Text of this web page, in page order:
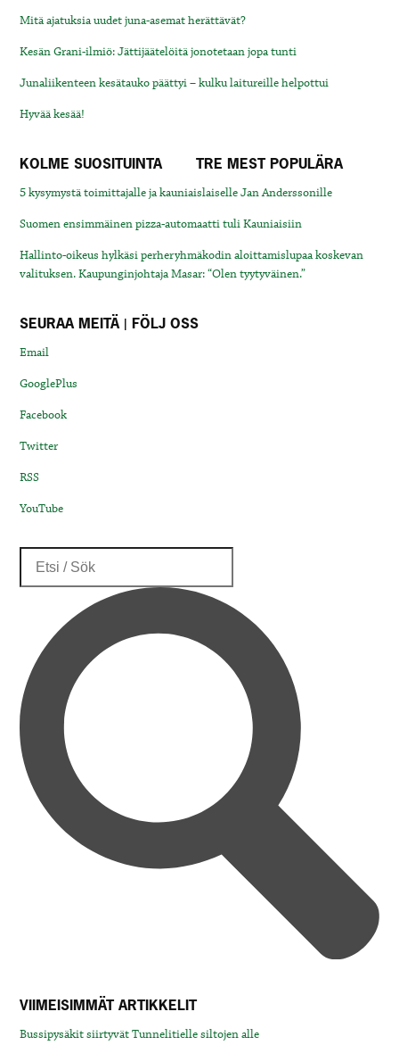
Mitä ajatuksia uudet juna-asemat herättävät?
Kesän Grani-ilmiö: Jättijäätelöitä jonotetaan jopa tunti
Junaliikenteen kesätauko päättyi – kulku laitureille helpottui
Hyvää kesää!
KOLME SUOSITUINTA TRE MEST POPULÄRA
5 kysymystä toimittajalle ja kauniaislaiselle Jan Anderssonille
Suomen ensimmäinen pizza-automaatti tuli Kauniaisiin
Hallinto-oikeus hylkäsi perheryhmäkodin aloittamislupaa koskevan
valituksen. Kaupunginjohtaja Masar: “Olen tyytyväinen.”
SEURAA MEITÄ | FÖLJ OSS
Email
GooglePlus
Facebook
Twitter
RSS
YouTube
VIIMEISIMMÄT ARTIKKELIT
Bussipysäkit siirtyvät Tunnelitielle siltojen alle